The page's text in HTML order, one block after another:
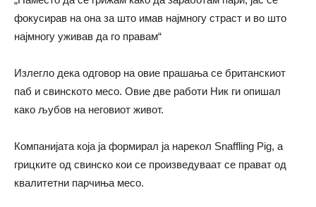
фокусирав на она за што имав најмногу страст и во што
најмногу уживав да го правам“
Излегло дека одговор на овие прашања се британскиот
паб и свинското месо. Овие две работи Ник ги опишал
како љубов на неговиот живот.
Компанијата која ја формирал ја нарекол Snaffling Pig, а
грицките од свинско кои се произведуваат се прават од
квалитетни парчиња месо.